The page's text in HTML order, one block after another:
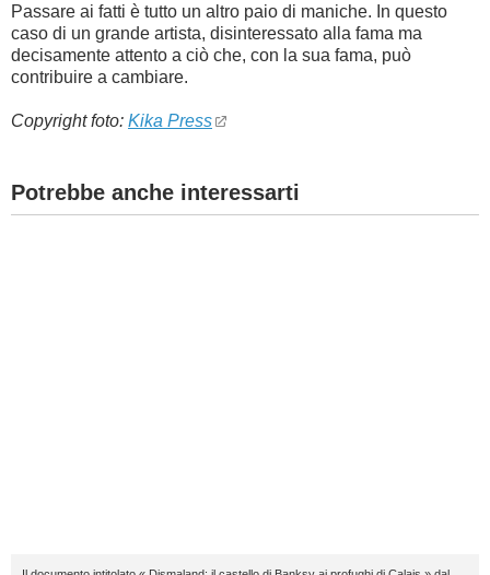
Passare ai fatti è tutto un altro paio di maniche. In questo
caso di un grande artista, disinteressato alla fama ma
decisamente attento a ciò che, con la sua fama, può
contribuire a cambiare.
Copyright foto: Kika Press
Potrebbe anche interessarti